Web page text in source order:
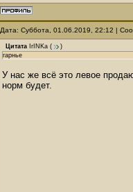
Дата: Суббота, 01.06.2019, 22:12 |
Цитата IrINKa (
)
гарнье
У нас же всё это левое
норм будет.